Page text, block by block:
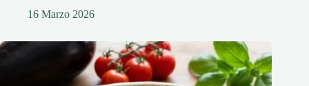
16 Marzo 2026